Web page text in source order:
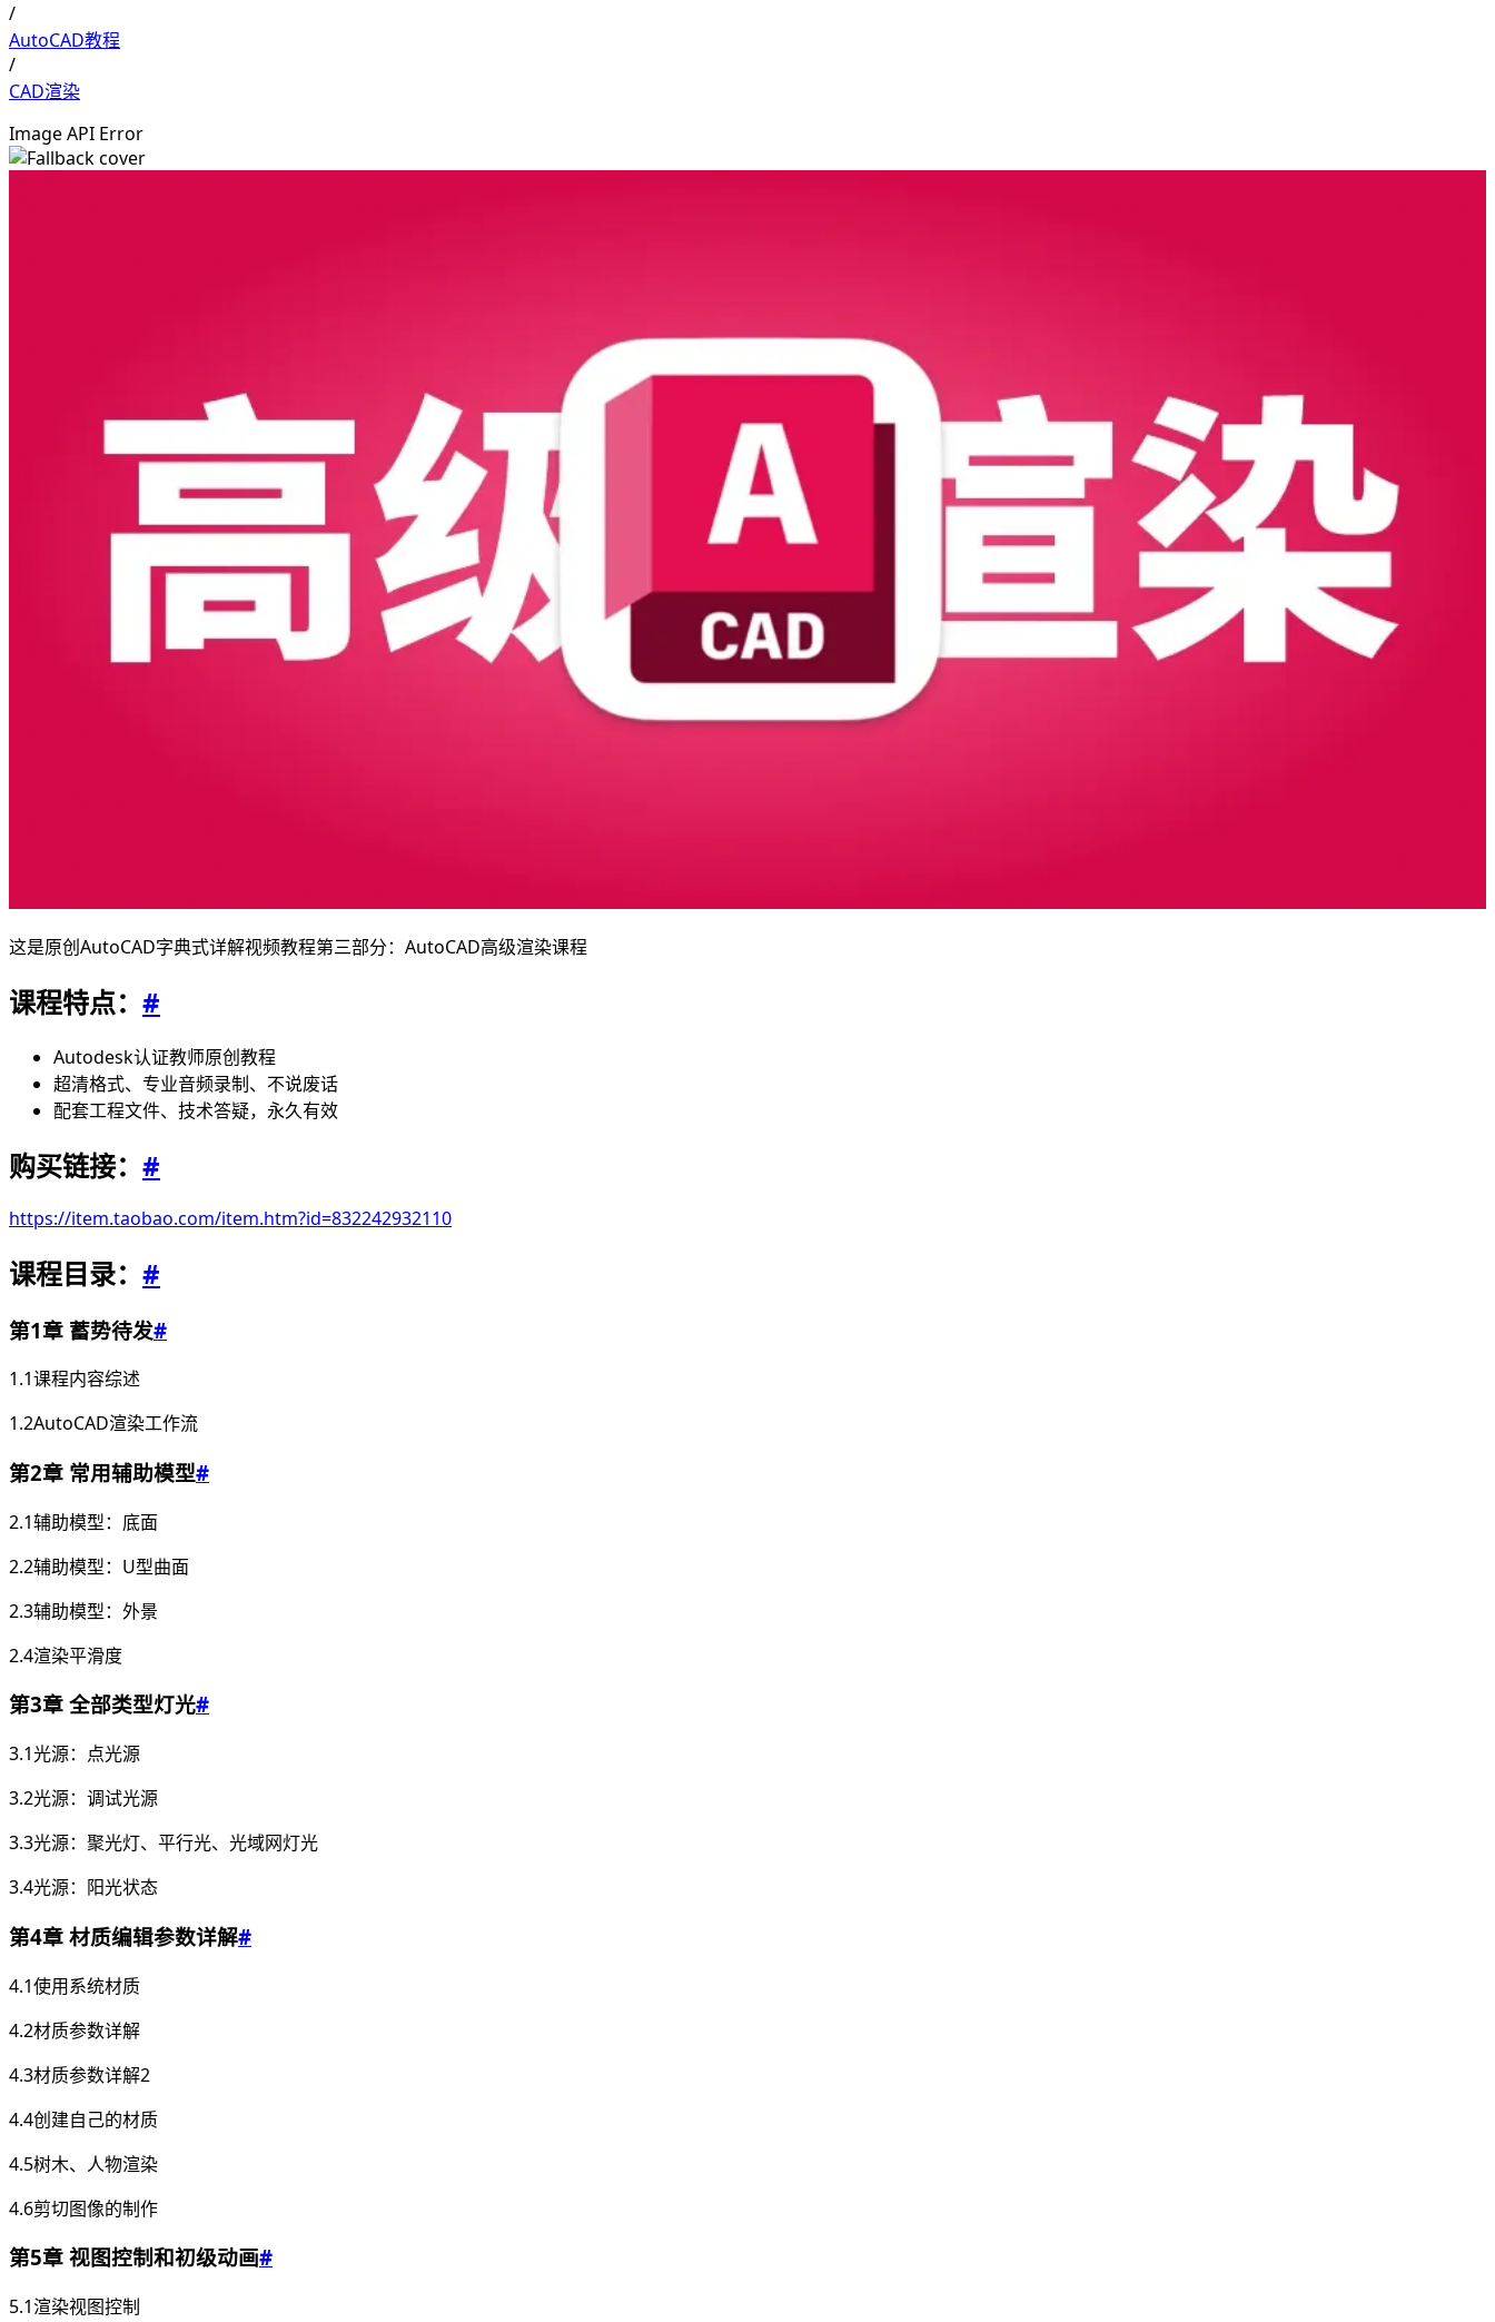
/
AutoCAD教程
/
CAD渲染
Image API Error
这是原创AutoCAD字典式详解视频教程第三部分：AutoCAD高级渲染课程
课程特点： #
Autodesk认证教师原创教程
超清格式、专业音频录制、不说废话
配套工程文件、技术答疑，永久有效
购买链接： #
https://item.taobao.com/item.htm?id=832242932110
课程目录： #
第1章 蓄势待发#
1.1课程内容综述
1.2AutoCAD渲染工作流
第2章 常用辅助模型#
2.1辅助模型：底面
2.2辅助模型：U型曲面
2.3辅助模型：外景
2.4渲染平滑度
第3章 全部类型灯光#
3.1光源：点光源
3.2光源：调试光源
3.3光源：聚光灯、平行光、光域网灯光
3.4光源：阳光状态
第4章 材质编辑参数详解#
4.1使用系统材质
4.2材质参数详解
4.3材质参数详解2
4.4创建自己的材质
4.5树木、人物渲染
4.6剪切图像的制作
第5章 视图控制和初级动画#
5.1渲染视图控制